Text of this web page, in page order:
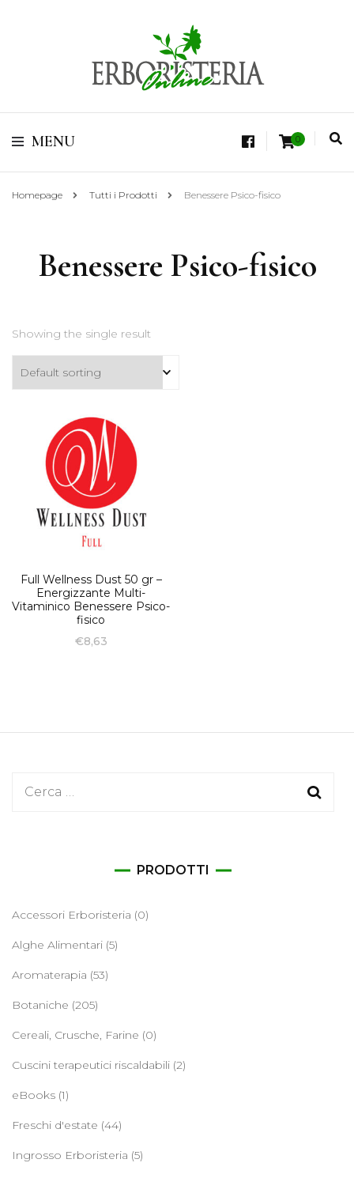
Erboristeria Shop
Online Tisane
Vendita di Botaniche, Erbe e Spezie Officinali, Tisane Terapeutiche Esclusive,
MENU 0
Homepage Tutti i Prodotti Benessere Psico-fisico
Benessere Psico-fisico
Showing the single result
Full Wellness Dust 50 gr –
Energizzante Multi-
Vitaminico Benessere Psico-
fisico
€8,63
Ricerca
PRODOTTI
Accessori Erboristeria (0)
Alghe Alimentari (5)
Aromaterapia (53)
Botaniche (205)
Cereali, Crusche, Farine (0)
Cuscini terapeutici riscaldabili (2)
eBooks (1)
Freschi d'estate (44)
Ingrosso Erboristeria (5)